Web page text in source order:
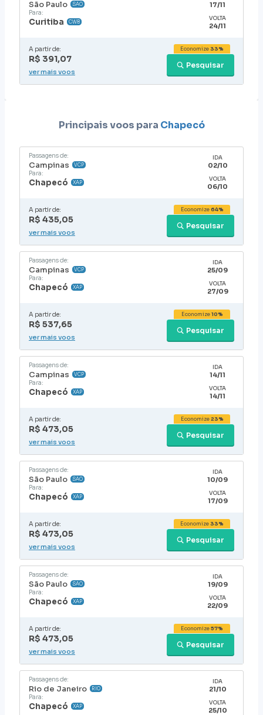
São Paulo SAO
Para:
Curitiba CWB
17/11
VOLTA
24/11
A partir de:
R$ 391,07
Pesquisar
Economize33%
ver mais voos
Principais voos para Chapecó
Passagens de:
Campinas VCP
Para:
Chapecó XAP
IDA
02/10
VOLTA
06/10
A partir de:
R$ 435,05
Pesquisar
Economize64%
ver mais voos
Passagens de:
Campinas VCP
Para:
Chapecó XAP
IDA
25/09
VOLTA
27/09
A partir de:
R$ 537,65
Pesquisar
Economize10%
ver mais voos
Passagens de:
Campinas VCP
Para:
Chapecó XAP
IDA
14/11
VOLTA
14/11
A partir de:
R$ 473,05
Pesquisar
Economize23%
ver mais voos
Passagens de:
São Paulo SAO
Para:
Chapecó XAP
IDA
10/09
VOLTA
17/09
A partir de:
R$ 473,05
Pesquisar
Economize33%
ver mais voos
Passagens de:
São Paulo SAO
Para:
Chapecó XAP
IDA
19/09
VOLTA
22/09
A partir de:
R$ 473,05
Pesquisar
Economize57%
ver mais voos
Passagens de:
Rio de Janeiro RIO
Para:
Chapecó XAP
IDA
21/10
VOLTA
25/10